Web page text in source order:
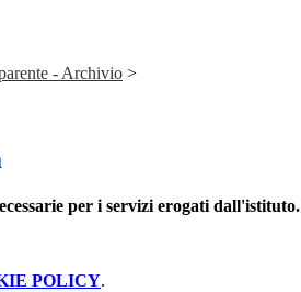
- Archivio >
per i servizi erogati dall'istituto.
POLICY.